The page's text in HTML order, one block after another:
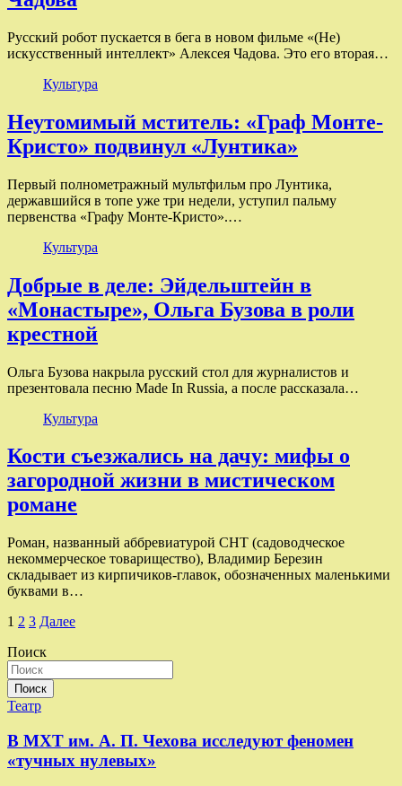
Русский робот пускается в бега в новом фильме «(Не)
искусственный интеллект» Алексея Чадова. Это его вторая…
Культура
Неутомимый мститель: «Граф Монте-
Кристо» подвинул «Лунтика»
Первый полнометражный мультфильм про Лунтика,
державшийся в топе уже три недели, уступил пальму
первенства «Графу Монте-Кристо».…
Культура
Добрые в деле: Эйдельштейн в
«Монастыре», Ольга Бузова в роли
крестной
Ольга Бузова накрыла русский стол для журналистов и
презентовала песню Made In Russia, а после рассказала…
Культура
Кости съезжались на дачу: мифы о
загородной жизни в мистическом
романе
Роман, названный аббревиатурой СНТ (садоводческое
некоммерческое товарищество), Владимир Березин
складывает из кирпичиков-главок, обозначенных маленькими
буквами в…
Пагинация
записей
1 2 3 Далее
Поиск
Поиск
Театр
В МХТ им. А. П. Чехова исследуют феномен
«тучных нулевых»